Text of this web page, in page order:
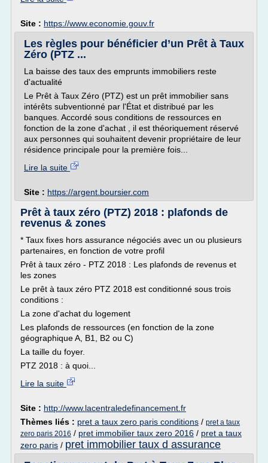
Site : https://www.economie.gouv.fr
Les règles pour bénéficier d’un Prêt à Taux
Zéro (PTZ ...
La baisse des taux des emprunts immobiliers reste
d'actualité
Le Prêt à Taux Zéro (PTZ) est un prêt immobilier sans
intérêts subventionné par l'État et distribué par les
banques. Accordé sous conditions de ressources en
fonction de la zone d'achat , il est théoriquement réservé
aux personnes qui souhaitent devenir propriétaire de leur
résidence principale pour la première fois...
Lire la suite
Site : https://argent.boursier.com
Prêt à taux zéro (PTZ) 2018 : plafonds de
revenus & zones
* Taux fixes hors assurance négociés avec un ou plusieurs
partenaires, en fonction de votre profil
Prêt à taux zéro - PTZ 2018 : Les plafonds de revenus et
les zones
Le prêt à taux zéro PTZ 2018 est conditionné sous trois
conditions :
La zone d'achat du logement
Les plafonds de ressources (en fonction de la zone
géographique A, B1, B2 ou C)
La taille du foyer.
PTZ 2018 : à quoi...
Lire la suite
Site : http://www.lacentraledefinancement.fr
Thèmes liés : pret a taux zero paris conditions / pret a taux
zero paris 2016 / pret immobilier taux zero 2016 / pret a taux
zero paris / pret immobilier taux d assurance